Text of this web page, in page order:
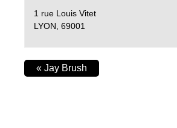
1 rue Louis Vitet
LYON 69001
« Jay Brush